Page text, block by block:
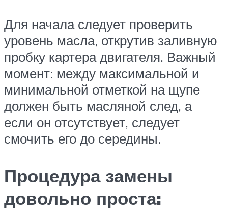
Для начала следует проверить
уровень масла, открутив заливную
пробку картера двигателя. Важный
момент: между максимальной и
минимальной отметкой на щупе
должен быть масляной след, а
если он отсутствует, следует
смочить его до середины.
Процедура замены
довольно проста: